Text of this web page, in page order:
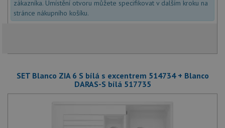
zákazníka. Umístění otvoru můžete specifikovat v dalším kroku na
stránce nákupního košíku.
SET Blanco ZIA 6 S bílá s excentrem 514734 + Blanco
DARAS-S bílá 517735